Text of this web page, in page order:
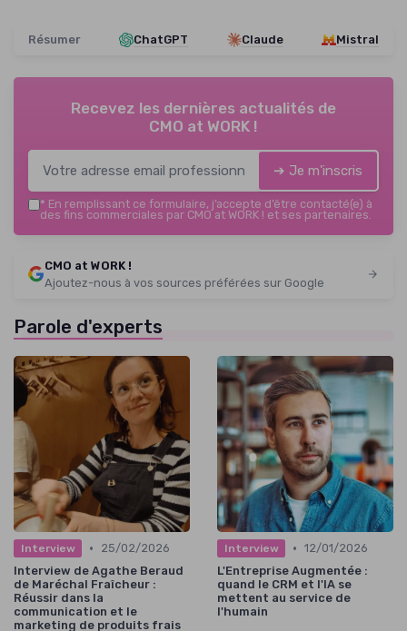
Résumer ChatGPT Claude Mistral
Recevez les dernières actualités de
CMO at WORK !
➔ Je m'inscris
* En remplissant ce formulaire, j’accepte d’être contacté(e) à
des fins commerciales par CMO at WORK ! et ses partenaires.
CMO at WORK !
Ajoutez-nous à vos sources préférées sur Google
Parole d'experts
Interview •
25/02/2026
Interview de Agathe Beraud
de Maréchal Fraîcheur :
Réussir dans la
communication et le
marketing de produits frais
Interview • 12/01/2026
L'Entreprise Augmentée :
quand le CRM et l'IA se
mettent au service de
l'humain
solutions IA pour
CMO at WORK ! — 2026
Téléchargez gratuitement le livre
blanc
➔ Télécharger
En remplissant ce formulaire, j’accepte d’être
contacté(e) à des fins commerciales par CMO at WORK ! et
ses partenaires.